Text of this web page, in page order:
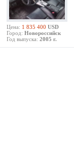
Цена: 1 835 400 USD
Город: Новороссийск
Год выпуска: 2005 г.